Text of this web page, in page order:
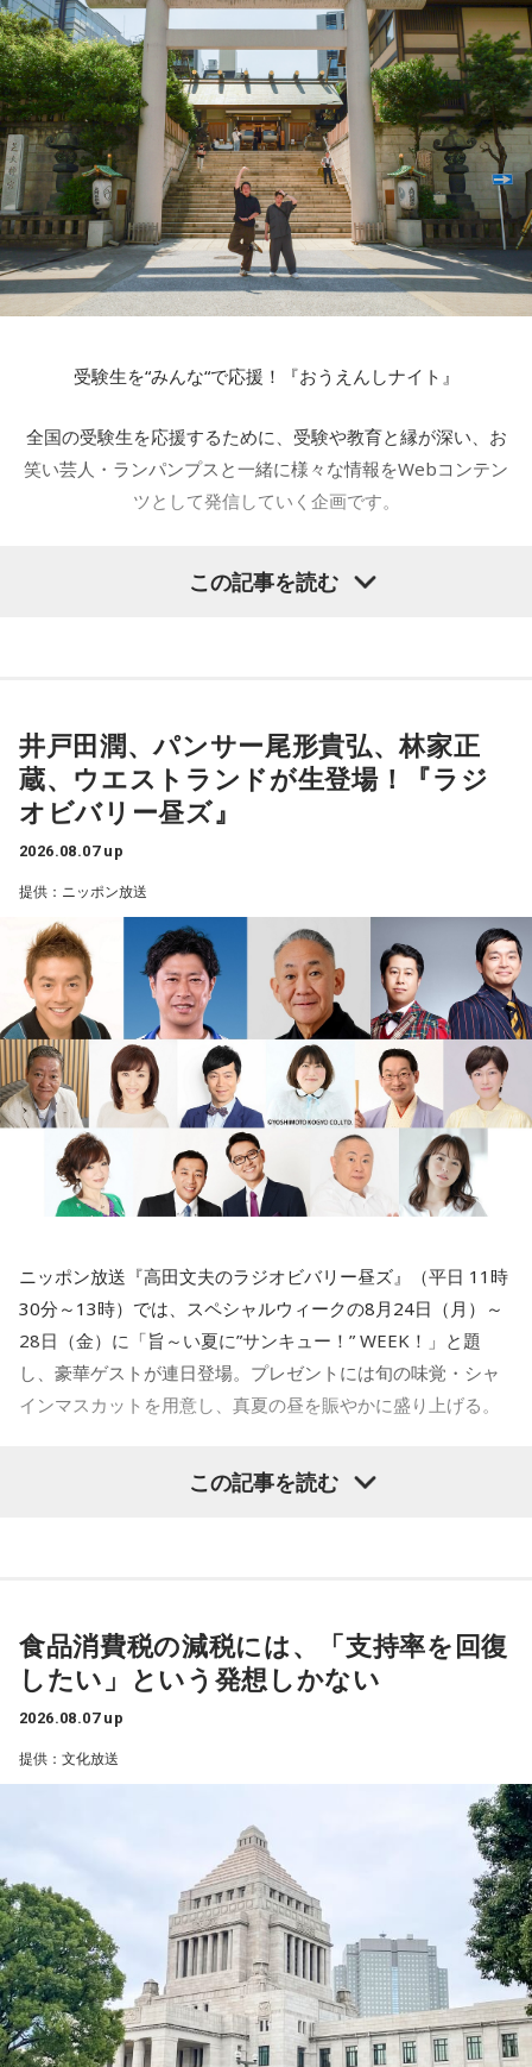
受験生を“みんな“で応援！『おうえんしナイト』
全国の受験生を応援するために、受験や教育と縁が深い、お
笑い芸人・ランパンプスと一緒に様々な情報をWebコンテン
ツとして発信していく企画です。
全国の受験生を応援する『おうえんしナイト』、今回は東京
――本日は権禰宜の三輪田竜生さんに来ていただきました。
三輪田：三輪田です。よろしくお願いします。
小林：早速ですが、芝大神宮様のご由緒、創建の歴史を教え
ていただけますか？
三輪田：寛弘2年、西暦で申しますと1005年まで遡ります。
寺内：1005年！？ 飛んだなぁ（笑）。
小林：普通、飛ぶの1個しかないよね？
寺内：10万飛んで8000円とかね(笑)。
三輪田：平安時代の後期、一条天皇の御代に創建された神社
でございます。
すよね。そんな時からずっとあるんだ。
倉」の由来は、お伊勢さんに神饌、つまり、神様に捧げる、
お野菜や、お米等を備蓄する蔵、「飯の蔵」と書いて「飯
寺内：ライフラインだ！
三輪田：そうですね。お伊勢さんに神饌を持っていくため
の、関東、東北で採れたものを備蓄していました。各地にあ
ったと思うのですが、芝大神宮の元となった飯倉神明宮の辺
りにもあり、天皇様より勅命を授かりまして創建されたと云
われております。
寺内：1000年以上、東京の地に根付いているんですね。
この記事を読む
井戸田潤、パンサー尾形貴弘、林家正
蔵、ウエストランドが生登場！『ラジ
オビバリー昼ズ』
2026.08.07 up
提供：ニッポン放送
ニッポン放送『高田文夫のラジオビバリー昼ズ』（平日 11時
30分～13時）では、スペシャルウィークの8月24日（月）～
28日（金）に「旨～い夏に”サンキュー！” WEEK！」と題
し、豪華ゲストが連日登場。プレゼントには旬の味覚・シャ
インマスカットを用意し、真夏の昼を賑やかに盛り上げる。
8月24日（月）はTV番組でのウォーキングロケを観た高田文
25日（火）は、「サンキュー！」の決めフレーズと全力キャ
ラでおなじみのパンサー尾形貴弘がメジャー1stデジタルシン
グル「サンキューロック!!」を引っ提げて登場。数々のバラエ
ティ番組で存在感を発揮してきたエネルギッシュな魅力で、
スタジオを明るく盛り上げる。
26日（水）は、今年6月に落語協会会長に就任した林家正蔵
が登場し、落語芸術協会会長の春風亭昇太との会長対談が実
現する。落語界を牽引する2人が落語への想いや未来を語り合
う。林家正蔵の軽妙な語り口と確かな話芸で、 『ビバリー昼
ズ』ならではの“昼の寄席”のようなひとときを届ける。
27日（木）は、清水ミチコとナイツのレギュラー3人で賑や
この記事を読む
食品消費税の減税には、「支持率を回復
したい」という発想しかない
2026.08.07 up
提供：文化放送